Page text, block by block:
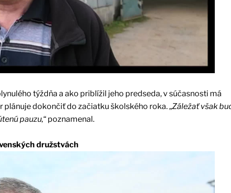
týždňa a ako priblížil jeho predseda, v súčasnosti má
plánuje dokončiť do začiatku školského roka. „Záležať však
pauzu,“ poznamenal.
družstvách